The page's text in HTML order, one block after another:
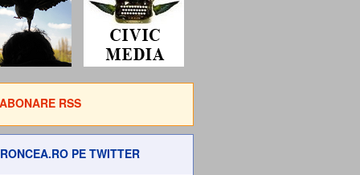
ABONARE RSS
RONCEA.RO PE TWITTER